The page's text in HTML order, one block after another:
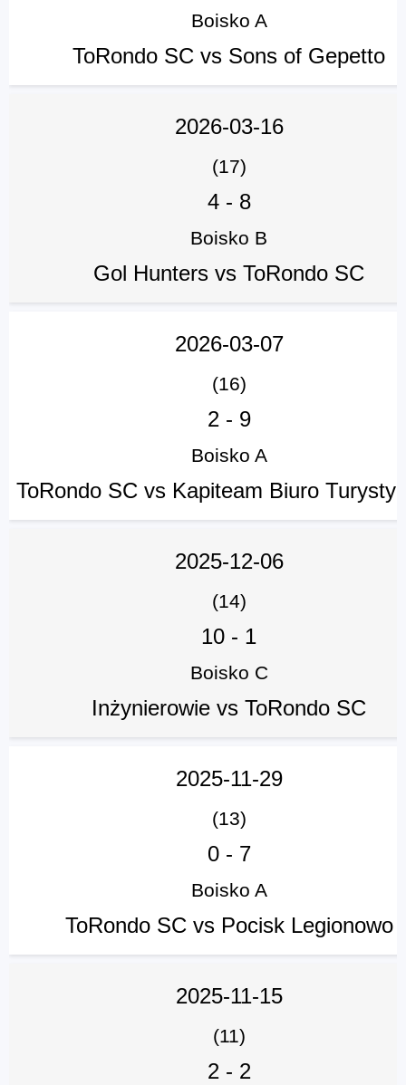
Boisko A
ToRondo SC vs Sons of Gepetto
2026-03-16
(17)
4- 8
Boisko B
Gol Hunters vs ToRondo SC
2026-03-07
(16)
2- 9
Boisko A
ToRondo SC vs Kapiteam Biuro
2025-12-06
(14)
10 - 1
Boisko C
Inżynierowie vs ToRondo SC
2025-11-29
(13)
0- 7
Boisko A
ToRondo SC vs Pocisk Legionowo
2025-11-15
(11)
2- 2